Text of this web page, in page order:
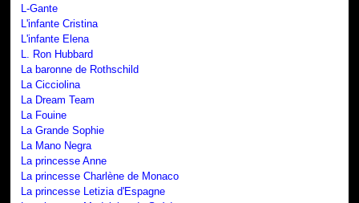
L-Gante
L'infante Cristina
L'infante Elena
L. Ron Hubbard
La baronne de Rothschild
La Cicciolina
La Dream Team
La Fouine
La Grande Sophie
La Mano Negra
La princesse Anne
La princesse Charlène de Monaco
La princesse Letizia d'Espagne